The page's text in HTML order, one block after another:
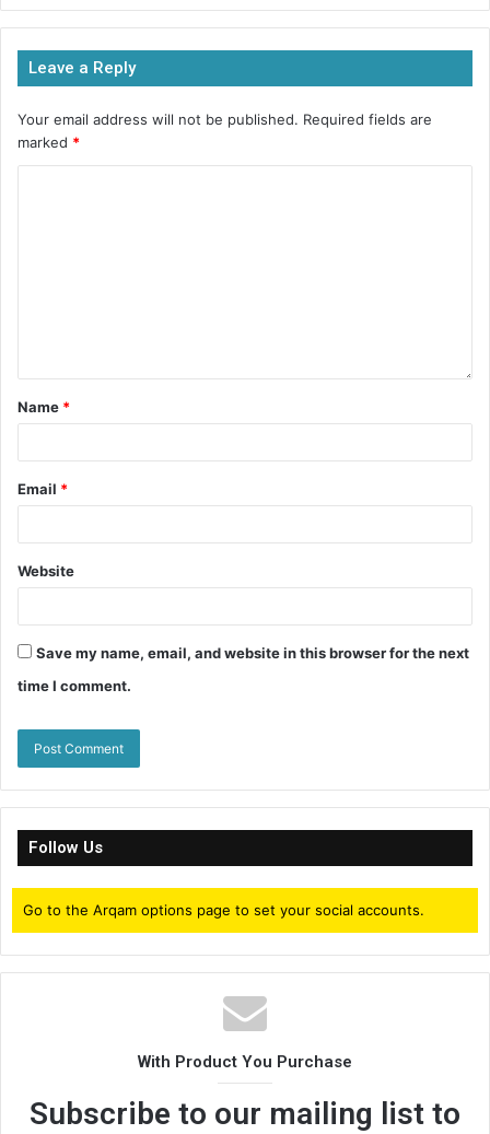
c
e
b
o
o
itt
er
at
s
A
p
p
s
s
e
n
g
ar
e
Leave a Reply
Your email address will not be published. Required fields are
marked *
Name *
Email *
Website
Save my name, email, and website in this browser for the next
time I comment.
Follow Us
Go to the Arqam options page to set your social accounts.
With Product You Purchase
Subscribe to our mailing list to